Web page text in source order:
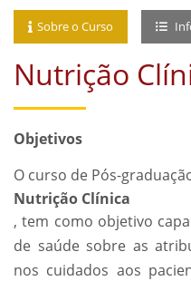
Sobre o Curso
Nutrição
Objetivos
O curso de Pós-
Nutrição Clínica
, tem como objetivo
de saúde sobre as
nos cuidados aos